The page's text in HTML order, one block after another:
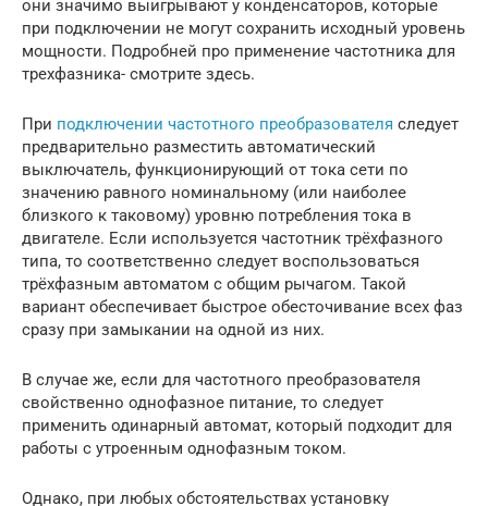
они значимо выигрывают у конденсаторов, которые
при подключении не могут сохранить исходный уровень
мощности. Подробней про применение частотника для
трехфазника- смотрите здесь.
При подключении частотного преобразователя следует
предварительно разместить автоматический
выключатель, функционирующий от тока сети по
значению равного номинальному (или наиболее
близкого к таковому) уровню потребления тока в
двигателе. Если используется частотник трёхфазного
типа, то соответственно следует воспользоваться
трёхфазным автоматом с общим рычагом. Такой
вариант обеспечивает быстрое обесточивание всех фаз
сразу при замыкании на одной из них.
В случае же, если для частотного преобразователя
свойственно однофазное питание, то следует
применить одинарный автомат, который подходит для
работы с утроенным однофазным током.
Однако, при любых обстоятельствах установку